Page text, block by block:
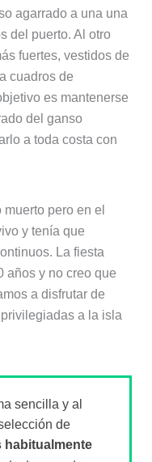
agarrado a una una
del puerto. Al otro
fuertes, vestidos de
cuadros de
es mantenerse
del ganso
a toda costa con
pero en el
y tenía que
La fiesta
años y no creo que
a disfrutar de
a la isla
sencilla y al
de
habitualmente